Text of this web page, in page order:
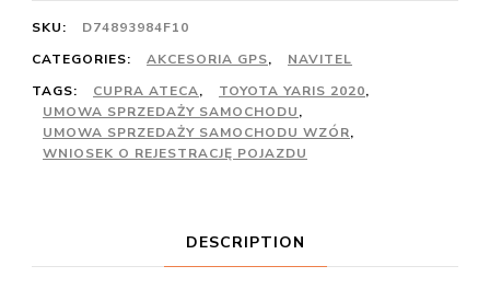
SKU:
D74893984F10
CATEGORIES:
AKCESORIA GPS,
NAVITEL
TAGS:
CUPRA ATECA, TOYOTA YARIS 2020,
UMOWA SPRZEDAŻY SAMOCHODU,
UMOWA SPRZEDAŻY SAMOCHODU WZÓR,
WNIOSEK O REJESTRACJĘ POJAZDU
DESCRIPTION